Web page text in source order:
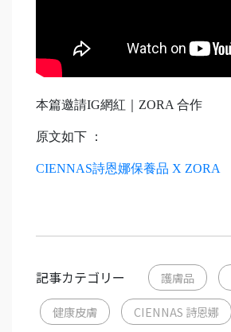
本篇邀請IG網紅｜ZORA 合作
原文如下 ：
CIENNAS詩恩娜保養品 X ZORA
記事カテゴリー 護膚品
健康皮膚 CIENNAS 詩恩娜